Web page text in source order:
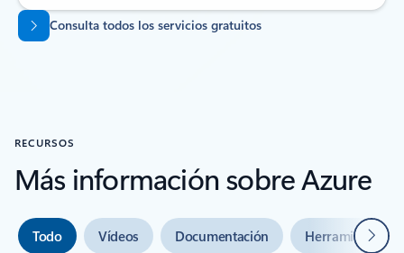
Volver a las pestañas
Consulta todos los servicios gratuitos
RECURSOS
Más información sobre Azure
Todo Vídeos Documentación Herramientas